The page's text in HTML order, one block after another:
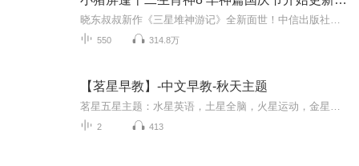
550 314.8万
【茗星早教】-中文早教-秋天主题
2 413